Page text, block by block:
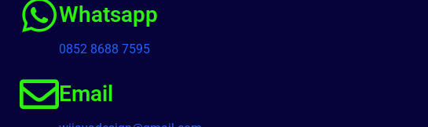
Whatsapp
0852 8688 7595
Email